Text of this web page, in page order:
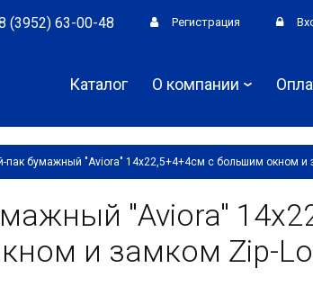
(3952) 63-00-48 Регистрация
Каталог О компании
пак бумажный "Aviora" 14х22,5+4+4см с большим окном и
"Aviora"
и замком Zip-